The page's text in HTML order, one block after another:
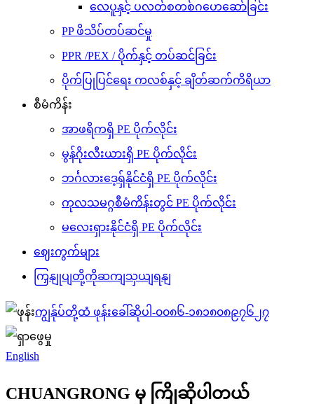
လေပူနှင့် ပလတ်စတစ်ဂဟေဆော်ခြင်း
PP ဖိသိပ်တပ်ဆင်မှု
PPR /PEX / ပိုက်နှင့် တပ်ဆင်ခြင်း
ပိုက်ပြုပြင်ရေး ကလစ်နှင့် ချိတ်ဆက်ကိရိယာ
စီမံကိန်း
အာဖရိကရှိ PE ပိုက်လိုင်း
မွန်ဂိုးလီးယားရှိ PE ပိုက်လိုင်း
ဘင်္ဂလားဒေ့ရှ်နိုင်ငံရှိ PE ပိုက်လိုင်း
ကုလသမဂ္ဂစီမံကိန်းတွင် PE ပိုက်လိုင်း
မလေးရှားနိုင်ငံရှိ PE ပိုက်လိုင်း
ဈေးကွက်များ
ကြှနျုပျတို့ကိုဆကျသှယျရနျ
ကျွန်ုပ်တို့ထံ ဖုန်းခေါ်ဆိုပါ-၀၀၈၆-၁၈၁၈၀၈၉၇၆၂၇
English
CHUANGRONG မှ ကြိုဆိုပါတယ်